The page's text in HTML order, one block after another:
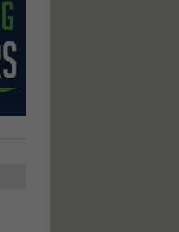
Αρχιτεκτονικός
Σχεδιασμός με το
Rhinoceros